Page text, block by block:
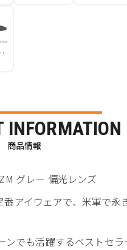
レー 偏光レンズ
INFORMATION
商品情報
グレー 偏光レンズ
アイウェアで、米軍で
でも活躍するベストセ